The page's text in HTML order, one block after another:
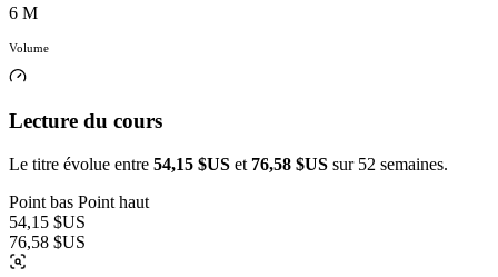
6 M
Volume
Lecture du cours
Le titre évolue entre 54,15 $US et 76,58 $US sur 52 semaines.
Point bas Point haut
54,15 $US
76,58 $US